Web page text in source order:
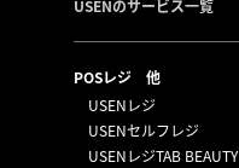
USENのサービス一覧
POSレジ 他
USENレジ
USENセルフレジ
USENレジTAB BEAUTY